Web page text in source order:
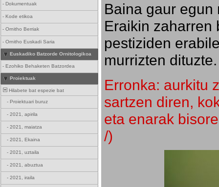
- Dokumentuak
- Kode etikoa
- Ornitho Berriak
- Ornitho Euskadi Saria
Euskadiko Batzorde Ornitologikoa
- Ezohiko Behaketen Batzordea
Proiektuak
Hilabete bat espezie bat
- Proiektuari buruz
- 2021, apirila
- 2021, maiatza
- 2021, Ekaina
- 2021, uztaila
- 2021, abuztua
- 2021, iraila
Baina gaur egun
Eraikin zaharren
pestiziden
murrizten dituzte.
Erronka: aurkitu
sartzen diren,
eta enarak
/)